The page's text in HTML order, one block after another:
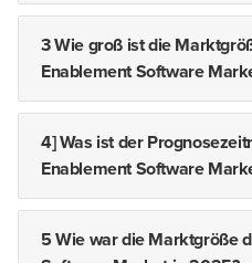
3 Wie groß ist die
Enablement Software
4] Was ist der
Enablement Software
5 Wie war die Marktgröße